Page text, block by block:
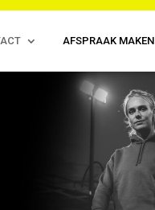
AFSPRAAK MAKEN